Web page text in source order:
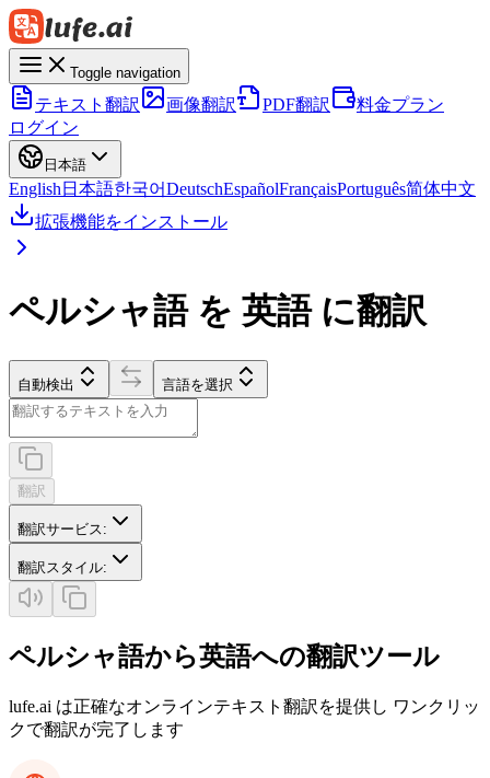
Toggle navigation
テキスト翻訳 画像翻訳 PDF翻訳
料金プラン
ログイン
日本語
English 日本語한국어DeutschEspañolFrançaisPortuguês简体中文
拡張機能をインストール
ペルシャ語 を 英語 に翻訳
自動検出 言語を選択
翻訳
翻訳サービス :
翻訳スタイル:
ペルシャ語から英語への翻訳ツール
lufe.ai は正確なオンラインテキスト翻訳を提供し ワンクリッ
クで翻訳が完了します